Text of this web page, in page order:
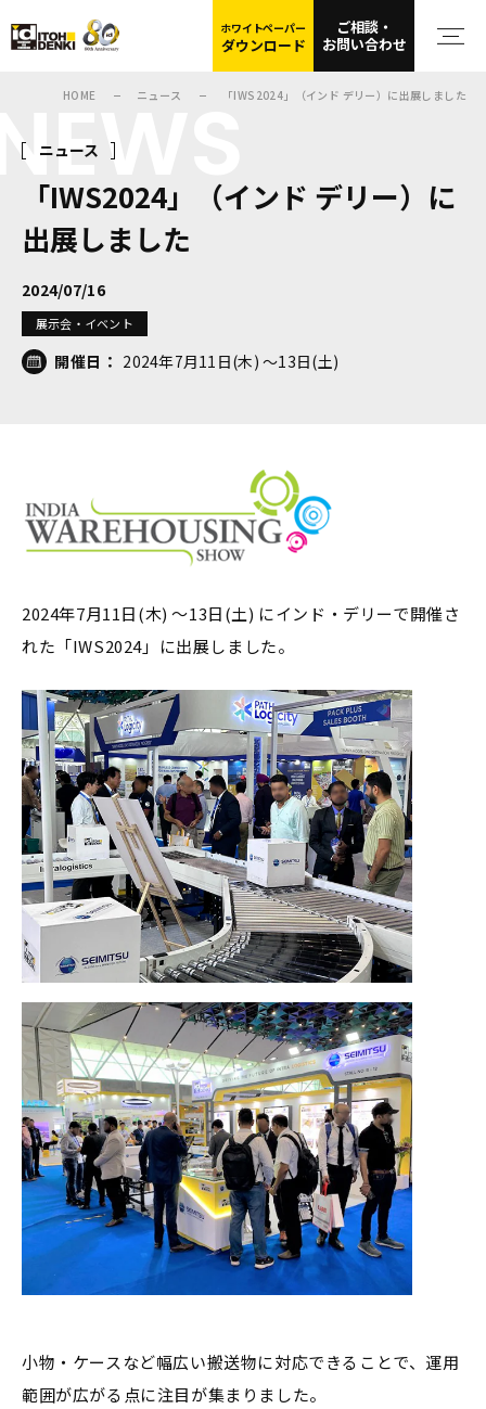
ホワイトペーパー
ダウンロード
ご相談・
お問い合わせ
HOME ニュース 「IWS2024」（インド デリー）に出展しました
ニュース
「IWS2024」（インド デリー）に
出展しました
2024/07/16
展示会・イベント
開催日： 2024年7月11日(木) ～13日(土)
2024年7月11日(木) ～13日(土) にインド・デリーで開催さ
れた「IWS2024」に出展しました。
小物・ケースなど幅広い搬送物に対応できることで、運用
範囲が広がる点に注目が集まりました。